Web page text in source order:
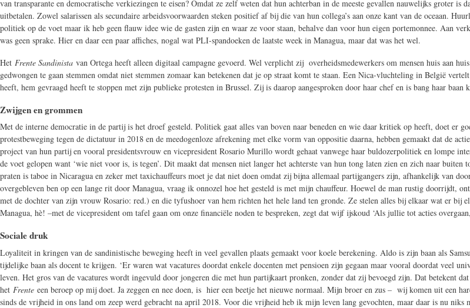
van transparante en democratische verkiezingen te eisen? Omdat ze zelf weten dat hun achterban in de meeste gevallen nauwelijks groter
uitbetalen. Zowel salarissen als secundaire arbeidsvoorwaarden steken positief af bij die van hun collega’s aan onze kant van de oceaan.
politiek op de voet maar ik heb geen flauw idee wie de gasten zijn en waar ze voor staan, behalve dan voor hun eigen portemonnee. Aan
was geen sprake. Hier en daar een paar affiches, nogal wat PLI-spandoeken de laatste week in Managua, maar dat was het wel.
Het Frente Sandinista van Ortega heeft alleen digitaal campagne gevoerd. Wel verplicht zij overheidsmedewerkers om mensen huis aan
gedwongen te gaan stemmen omdat niet stemmen zomaar kan betekenen dat je op straat komt te staan. Een Nica-vluchteling in België
heeft, hem gevraagd heeft te stoppen met zijn publieke protesten in Brussel. Zij is daarop aangesproken door haar chef en is bang haar baan
Zwijgen en grommen
Met de interne democratie in de partij is het droef gesteld. Politiek gaat alles van boven naar beneden en wie daar kritiek op heeft, doet er
protestbeweging tegen de dictatuur in 2018 en de meedogenloze afrekening met elke vorm van oppositie daarna, hebben gemaakt dat de
project van hun partij en vooral presidentsvrouw en vicepresident Rosario Murillo wordt gehaat vanwege haar buldozerpolitiek en lompe
de voet gelopen want ‘wie niet voor is, is tegen’. Dit maakt dat mensen niet langer het achterste van hun tong laten zien en zich naar
praten is taboe in Nicaragua en zeker met taxichauffeurs moet je dat niet doen omdat zij bijna allemaal partijgangers zijn, afhankelijk van
overgebleven ben op een lange rit door Managua, vraag ik onnozel hoe het gesteld is met mijn chauffeur. Hoewel de man rustig doorrijdt,
met de dochter van zijn vrouw Rosario: red.) en die tyfushoer van hem richten het hele land ten gronde. Ze stelen alles bij elkaar wat er
Managua, hè! –met de vicepresident om tafel gaan om onze financiële noden te bespreken, zegt dat wijf ijskoud ‘Als jullie tot acties
Sociale druk
Loyaliteit in kringen van de sandinistische beweging heeft in veel gevallen plaats gemaakt voor koele berekening. Aldo is zijn baan als
tijdelijke baan als docent te krijgen. ‘Er waren wat vacatures doordat enkele docenten met pensioen zijn gegaan maar vooral doordat veel
leven. Het gros van de vacatures wordt ingevuld door jongeren die met hun partijkaart pronken, zonder dat zij bevoegd zijn. Dat betekent
het Frente een beroep op mij doet. Ja zeggen en nee doen, is hier een beetje het nieuwe normaal. Mijn broer en zus – wij komen uit een
sinds de vrijheid in ons land om zeep werd gebracht na april 2018. Voor die vrijheid heb ik mijn leven lang gevochten, maar daar is nu niks